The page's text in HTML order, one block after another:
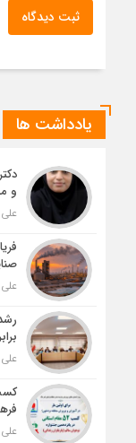
ثبت دیدگاه
یادداشت ها
و